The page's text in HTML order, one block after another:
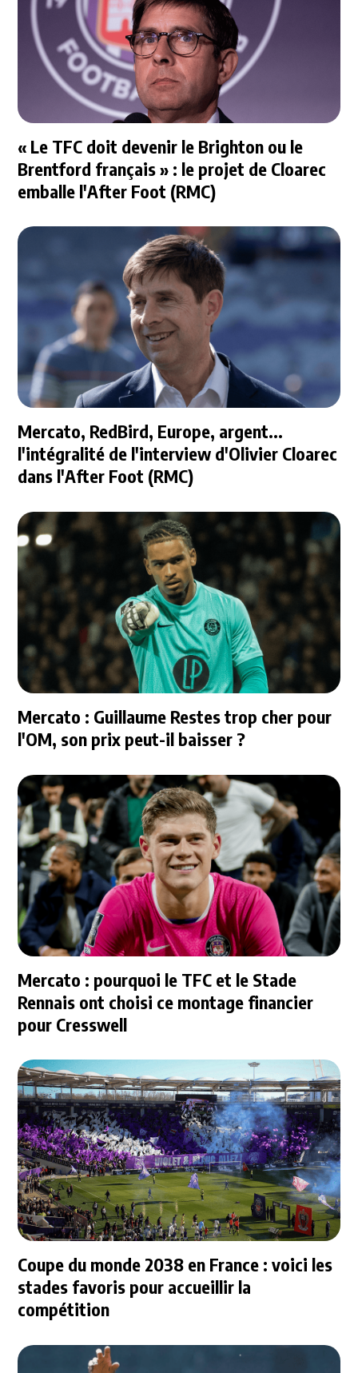
« Le TFC doit devenir le Brighton ou le
Brentford français » : le projet de Cloarec
emballe l'After Foot (RMC)
Mercato, RedBird, Europe, argent...
l'intégralité de l'interview d'Olivier Cloarec
dans l'After Foot (RMC)
Mercato : Guillaume Restes trop cher pour
l'OM, son prix peut-il baisser ?
Mercato : pourquoi le TFC et le Stade
Rennais ont choisi ce montage financier
pour Cresswell
Coupe du monde 2038 en France : voici les
stades favoris pour accueillir la
compétition